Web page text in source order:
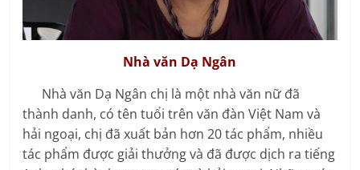
Nhà văn Dạ Ngân
Nhà văn Dạ Ngân chị là một nhà văn nữ đã
thành danh, có tên tuổi trên văn đàn Việt Nam và
hải ngoại, chị đã xuất bản hơn 20 tác phẩm, nhiều
tác phẩm được giải thưởng và đã được dịch ra tiếng